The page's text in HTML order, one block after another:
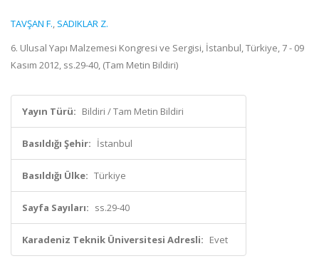
TAVŞAN F., SADIKLAR Z.
6. Ulusal Yapı Malzemesi Kongresi ve Sergisi, İstanbul, Türkiye, 7 - 09
Kasım 2012, ss.29-40, (Tam Metin Bildiri)
Yayın Türü: Bildiri / Tam Metin Bildiri
Basıldığı Şehir: İstanbul
Basıldığı Ülke: Türkiye
Sayfa Sayıları: ss.29-40
Karadeniz Teknik Üniversitesi Adresli: Evet